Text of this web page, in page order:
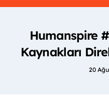
Humanspire
Kaynakları
20